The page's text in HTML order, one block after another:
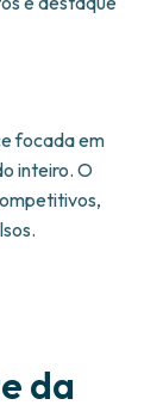
focada em
inteiro. O
da